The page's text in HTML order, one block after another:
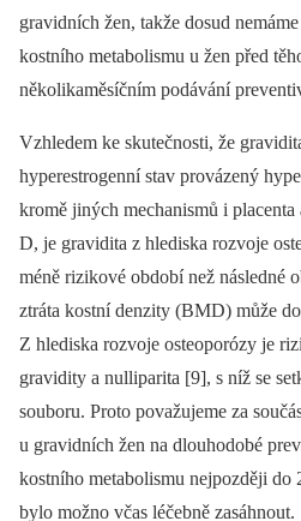
gravidních žen, takže dosud
kostního metabolismu u žen před
několikaměsíčním podávání
Vzhledem ke skutečnosti, že
hyperestrogenní stav provázený
kromě jiných mechanismů i
D, je gravidita z hlediska rozvoje
méně rizikové období než následné
ztráta kostní denzity (BMD) může
Z hlediska rozvoje osteoporózy je
gravidity a nulliparita [9], s níž se
souboru. Proto považujeme za
u gravidních žen na dlouhodobé
kostního metabolismu nejpozději do
bylo možno včas léčebně zasáhnout.